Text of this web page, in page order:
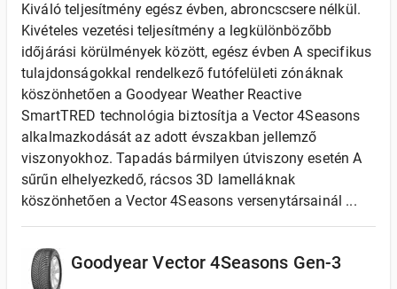
Kiváló teljesítmény egész évben, abroncscsere nélkül.
Kivételes vezetési teljesítmény a legkülönbözőbb
időjárási körülmények között, egész évben A specifikus
tulajdonságokkal rendelkező futófelületi zónáknak
köszönhetően a Goodyear Weather Reactive
SmartTRED technológia biztosítja a Vector 4Seasons
alkalmazkodását az adott évszakban jellemző
viszonyokhoz. Tapadás bármilyen útviszony esetén A
sűrűn elhelyezkedő, rácsos 3D lamelláknak
köszönhetően a Vector 4Seasons versenytársainál ...
Goodyear Vector 4Seasons Gen-3